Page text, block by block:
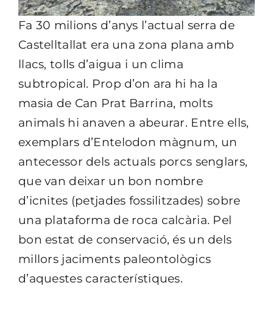
Fa 30 milions d’anys l’actual serra de
Castelltallat era una zona plana amb
llacs, tolls d’aigua i un clima
subtropical. Prop d’on ara hi ha la
masia de Can Prat Barrina, molts
animals hi anaven a abeurar. Entre ells,
exemplars d’Entelodon màgnum, un
antecessor dels actuals porcs senglars,
que van deixar un bon nombre
d’icnites (petjades fossilitzades) sobre
una plataforma de roca calcària. Pel
bon estat de conservació, és un dels
millors jaciments paleontològics
d’aquestes característiques.